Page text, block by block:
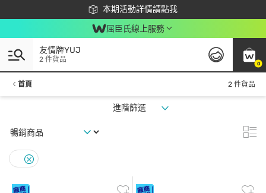
本期活動詳情請點我
下載app最高回饋$350
屈臣氏線上服務
0
友情牌YUJ
2 件貨品
首頁 2 件貨品
進階篩選